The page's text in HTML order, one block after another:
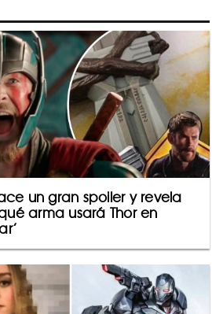
un gran spoiler y revela
arma usará Thor en